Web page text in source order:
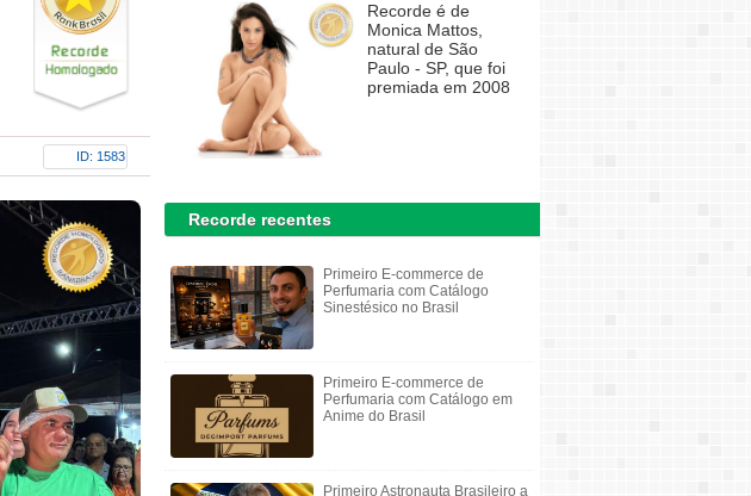
ID: 1583
Recorde é de
Monica Mattos,
natural de São
Paulo - SP, que foi
premiada em 2008
Recorde recentes
Primeiro E-commerce de
Perfumaria com Catálogo
Sinestésico no Brasil
Primeiro E-commerce de
Perfumaria com Catálogo em
Anime do Brasil
Primeiro Astronauta Brasileiro a